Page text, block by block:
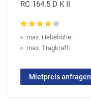
RC 164.5 D K II
max. Hebehöhe:
max. Tragkraft:
Mietpreis anfragen